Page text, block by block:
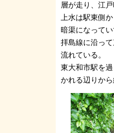
層が走り、江
上水は駅東側
暗渠になって
拝島線に沿っ
流れている。
東大和市駅を
かれる辺りか